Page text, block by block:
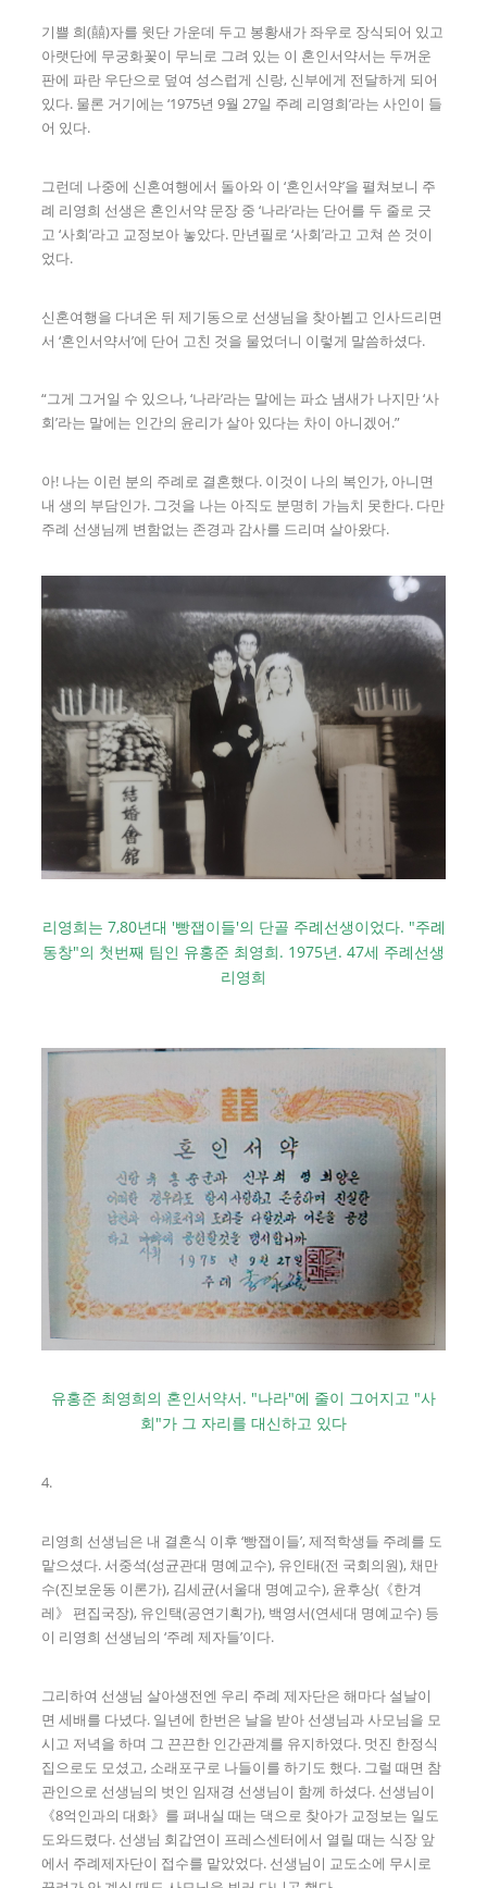
기쁠 희(囍)자를 윗단 가운데 두고 봉황새가 좌우로 장식되어 있고
아랫단에 무궁화꽃이 무늬로 그려 있는 이 혼인서약서는 두꺼운
판에 파란 우단으로 덮여 성스럽게 신랑, 신부에게 전달하게 되어
있다. 물론 거기에는 ‘1975년 9월 27일 주례 리영희’라는 사인이 들
어 있다.
그런데 나중에 신혼여행에서 돌아와 이 ‘혼인서약’을 펼쳐보니 주
례 리영희 선생은 혼인서약 문장 중 ‘나라’라는 단어를 두 줄로 긋
고 ‘사회’라고 교정보아 놓았다. 만년필로 ‘사회’라고 고쳐 쓴 것이
었다.
신혼여행을 다녀온 뒤 제기동으로 선생님을 찾아뵙고 인사드리면
서 ‘혼인서약서’에 단어 고친 것을 물었더니 이렇게 말씀하셨다.
“그게 그거일 수 있으나, ‘나라’라는 말에는 파쇼 냄새가 나지만 ‘사
회’라는 말에는 인간의 윤리가 살아 있다는 차이 아니겠어.”
아! 나는 이런 분의 주례로 결혼했다. 이것이 나의 복인가, 아니면
내 생의 부담인가. 그것을 나는 아직도 분명히 가늠치 못한다. 다만
주례 선생님께 변함없는 존경과 감사를 드리며 살아왔다.
리영희는 7,80년대 '빵잽이들'의 단골 주례선생이었다. "주례
동창"의 첫번째 팀인 유홍준 최영희. 1975년. 47세 주례선생
리영희
유홍준 최영희의 혼인서약서. "나라"에 줄이 그어지고 "사
회"가 그 자리를 대신하고 있다
4.
리영희 선생님은 내 결혼식 이후 ‘빵잽이들’, 제적학생들 주례를 도
맡으셨다. 서중석(성균관대 명예교수), 유인태(전 국회의원), 채만
수(진보운동 이론가), 김세균(서울대 명예교수), 윤후상(《한겨
레》 편집국장), 유인택(공연기획가), 백영서(연세대 명예교수) 등
이 리영희 선생님의 ‘주례 제자들’이다.
그리하여 선생님 살아생전엔 우리 주례 제자단은 해마다 설날이
면 세배를 다녔다. 일년에 한번은 날을 받아 선생님과 사모님을 모
시고 저녁을 하며 그 끈끈한 인간관계를 유지하였다. 멋진 한정식
집으로도 모셨고, 소래포구로 나들이를 하기도 했다. 그럴 때면 참
관인으로 선생님의 벗인 임재경 선생님이 함께 하셨다. 선생님이
《8억인과의 대화》를 펴내실 때는 댁으로 찾아가 교정보는 일도
도와드렸다. 선생님 회갑연이 프레스센터에서 열릴 때는 식장 앞
에서 주례제자단이 접수를 맡았었다. 선생님이 교도소에 무시로